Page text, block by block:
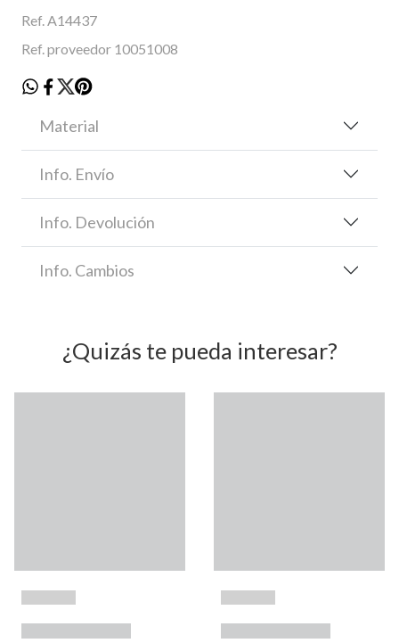
Ref. A14437
Ref. proveedor 10051008
Material
Info. Envío
Info. Devolución
Info. Cambios
¿Quizás te pueda interesar?